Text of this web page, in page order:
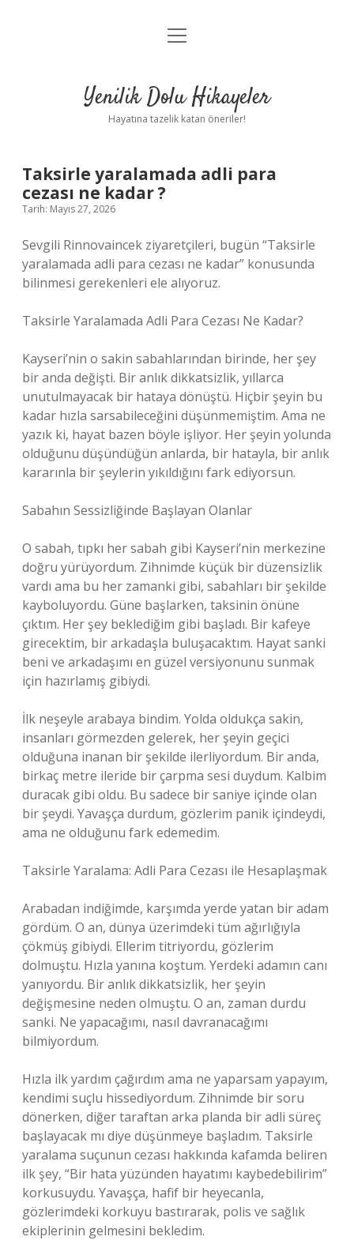
Anasayfa
Yasal Uyarı
menüyü
Yenilik Dolu Hikayeler
Hayatına tazelik katan öneriler!
Taksirle yaralamada adli para
cezası ne kadar ?
Tarih: Mayıs 27, 2026
Sevgili Rinnovaincek ziyaretçileri, bugün “Taksirle
yaralamada adli para cezası ne kadar” konusunda
bilinmesi gerekenleri ele alıyoruz.
Taksirle Yaralamada Adli Para Cezası Ne Kadar?
Kayseri’nin o sakin sabahlarından birinde, her şey
bir anda değişti. Bir anlık dikkatsizlik, yıllarca
unutulmayacak bir hataya dönüştü. Hiçbir şeyin bu
kadar hızla sarsabileceğini düşünmemiştim. Ama ne
yazık ki, hayat bazen böyle işliyor. Her şeyin yolunda
olduğunu düşündüğün anlarda, bir hatayla, bir anlık
kararınla bir şeylerin yıkıldığını fark ediyorsun.
Sabahın Sessizliğinde Başlayan Olanlar
O sabah, tıpkı her sabah gibi Kayseri’nin merkezine
doğru yürüyordum. Zihnimde küçük bir düzensizlik
vardı ama bu her zamanki gibi, sabahları bir şekilde
kayboluyordu. Güne başlarken, taksinin önüne
çıktım. Her şey beklediğim gibi başladı. Bir kafeye
girecektim, bir arkadaşla buluşacaktım. Hayat sanki
beni ve arkadaşımı en güzel versiyonunu sunmak
için hazırlamış gibiydi.
İlk neşeyle arabaya bindim. Yolda oldukça sakin,
insanları görmezden gelerek, her şeyin geçici
olduğuna inanan bir şekilde ilerliyordum. Bir anda,
birkaç metre ileride bir çarpma sesi duydum. Kalbim
duracak gibi oldu. Bu sadece bir saniye içinde olan
bir şeydi. Yavaşça durdum, gözlerim panik içindeydi,
ama ne olduğunu fark edemedim.
Taksirle Yaralama: Adli Para Cezası ile Hesaplaşmak
Arabadan indiğimde, karşımda yerde yatan bir adam
gördüm. O an, dünya üzerimdeki tüm ağırlığıyla
çökmüş gibiydi. Ellerim titriyordu, gözlerim
dolmuştu. Hızla yanına koştum. Yerdeki adamın canı
yanıyordu. Bir anlık dikkatsizlik, her şeyin
değişmesine neden olmuştu. O an, zaman durdu
sanki. Ne yapacağımı, nasıl davranacağımı
bilmiyordum.
Hızla ilk yardım çağırdım ama ne yaparsam yapayım,
kendimi suçlu hissediyordum. Zihnimde bir soru
dönerken, diğer taraftan arka planda bir adli süreç
başlayacak mı diye düşünmeye başladım. Taksirle
yaralama suçunun cezası hakkında kafamda beliren
ilk şey, “Bir hata yüzünden hayatımı kaybedebilirim”
korkusuydu. Yavaşça, hafif bir heyecanla,
gözlerimdeki korkuyu bastırarak, polis ve sağlık
ekiplerinin gelmesini bekledim.